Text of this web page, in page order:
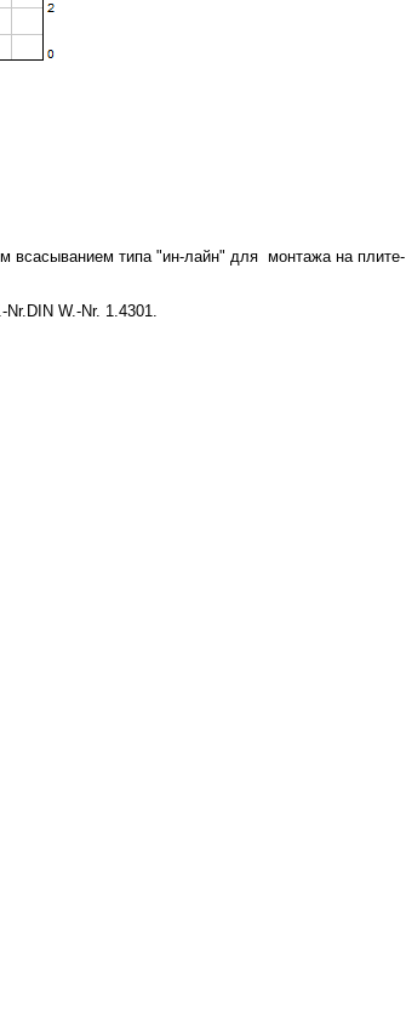
всасыванием типа "ин-лайн" для монтажа на плите-
W.-Nr. 1.4301.